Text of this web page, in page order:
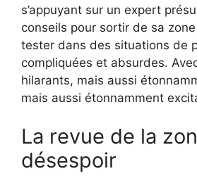
s’appuyant sur un expert
conseils pour sortir de sa
tester dans des situations de
compliquées et absurdes.
hilarants, mais aussi
mais aussi étonnamment
La revue de la
désespoir